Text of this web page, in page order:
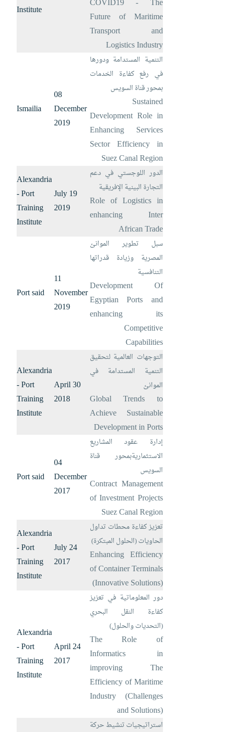
Future of Maritime
Transport and
Logistics Industry
Institute
التنمية المستدامة ودورها
في رفع كفاءة الخدمات
بمحور قناة السويس
Sustained
Development Role in
Enhancing Services
Sector Efficiency in
Suez Canal Region
08
December
2019
Ismailia
الدور اللوجستي في دعم
التجارة البينية اﻹفريقية
Role of Logistics in
enhancing Inter
African Trade
19 July
2019
Alexandria
- Port
Training
Institute
سبل تطوير الموانئ
المصرية وزيادة قدراتها
التنافسية
Development Of
Egyptian Ports and
enhancing its
Competitive
Capabilities
11
November
2019
Port said
التوجهات العالمية لتحقيق
التنمية المستدامة في
الموانئ
Global Trends to
Achieve Sustainable
Development in Ports
30 April
2018
Alexandria
- Port
Training
Institute
إدارة عقود المشاريع
الاستثماريةبمحور قناة
السويس
Contract Management
of Investment Projects
Suez Canal Region
04
December
2017
Port said
تعزيز كفاءة محطات تداول
الحاويات (الحلول المبتكرة)
Enhancing Efficiency
of Container Terminals
(Innovative Solutions)
24 July
2017
Alexandria
- Port
Training
Institute
دور المعلوماتية في تعزيز
كفاءة النقل البحري
(التحديات والحلول)
The Role of
Informatics in
improving The
Efficiency of Maritime
Industry (Challenges
and Solutions)
24 April
2017
Alexandria
- Port
Training
Institute
استراتيجيات تنشيط حركة